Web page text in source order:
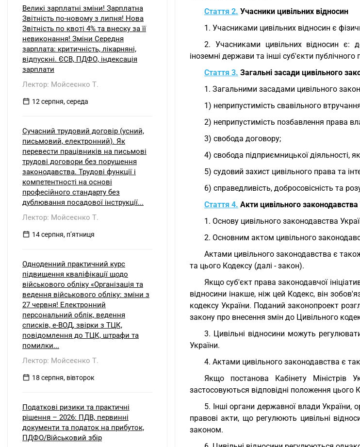
Стаття 2. Учасники цивільних відносин
1. Учасниками цивільних відносин є
2. Учасниками цивільних відносин є:
іноземні держави та інші суб'єкти публічного
Стаття 3. Загальні засади цивільного
1. Загальними засадами цивільного
1) неприпустимість свавільного
2) неприпустимість позбавлення права
3) свобода договору;
4) свобода підприємницької діяльності,
5) судовий захист цивільного права та
6) справедливість, добросовісність та
Стаття 4. Акти цивільного законодавства
1. Основу цивільного законодавства
2. Основним актом цивільного
Актами цивільного законодавства є
та цього Кодексу (далі - закон).
Якщо суб'єкт права законодавчої
відносини інакше, ніж цей Кодекс, він
кодексу України. Поданий законопроект
закону про внесення змін до Цивільного
3. Цивільні відносини можуть
України.
4. Актами цивільного законодавства є
Якщо постанова Кабінету Міністрів
застосовуються відповідні положення цього
5. Інші органи державної влади
правові акти, що регулюють цивільні
законом.
Великі зарплатні зміни! Зарплатна
Звітність по-новому з липня! Нова
Звітність по квоті 4% та внеску за її
невиконання! Зміни Середня
зарплата: критичність, лікарняні,
відпускні. ЄСВ, ПДФО, індексація
зарплати
Лектор: Мойсеєнко Т.
12 серпня, середа
Сучасний трудовий договір (усний,
письмовий, електронний). Як
перевести працівників на письмові
трудові договори без порушення
законодавства. Трудові функції і
компетентності на основі
професійного стандарту без
дублювання посадової інструкції...
Лектор: Мойсеєнко Т.
14 серпня, пʼятниця
Одноденний практичний курс
підвищення кваліфікації щодо
військового обліку «Організація та
ведення військового обліку: зміни з
27 червня! Електронний
персональний облік, ведення
списків, е-ВОД, звірки з ТЦК,
повідомлення до ТЦК, штрафи та
помилки...
Лектор: Мойсеєнко Т.
18 серпня, вівторок
Податкові ризики та практичні
рішення – 2026: ПДВ, первинні
документи та податок на прибуток,
ПДФО/Військовий збір